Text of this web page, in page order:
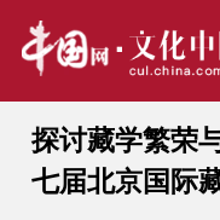
探讨藏学繁荣
七届北京国际